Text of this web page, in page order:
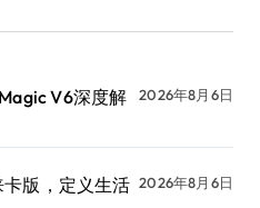
V6深度解
2026年8月6日
版，定义生活 2026年8月6日